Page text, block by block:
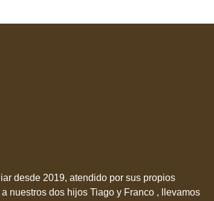
desde 2019, atendido por sus propios
nuestros dos hijos Tiago y Franco , llevamos